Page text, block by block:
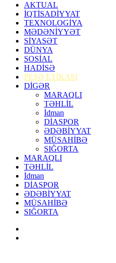
AKTUAL
İQTİSADİYYAT
TEXNOLOGİYA
MƏDƏNİYYƏT
SİYASƏT
DÜNYA
SOSİAL
HADİSƏ
PEŞƏ ETİKASI
DİGƏR
MARAQLI
TƏHLİL
İdman
DİASPOR
ƏDƏBİYYAT
MÜSAHİBƏ
SIĞORTA
MARAQLI
TƏHLİL
İdman
DİASPOR
ƏDƏBİYYAT
MÜSAHİBƏ
SIĞORTA